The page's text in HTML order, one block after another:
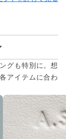
グも特別に。想
アイテムに合わ